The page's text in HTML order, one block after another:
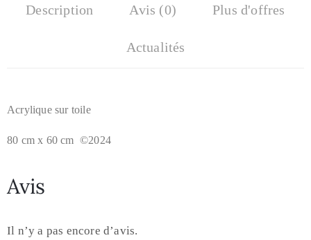
Description Avis (0) Plus d'offres
Actualités
Acrylique sur toile
80 cm x 60 cm ©2024
Avis
Il n’y a pas encore d’avis.